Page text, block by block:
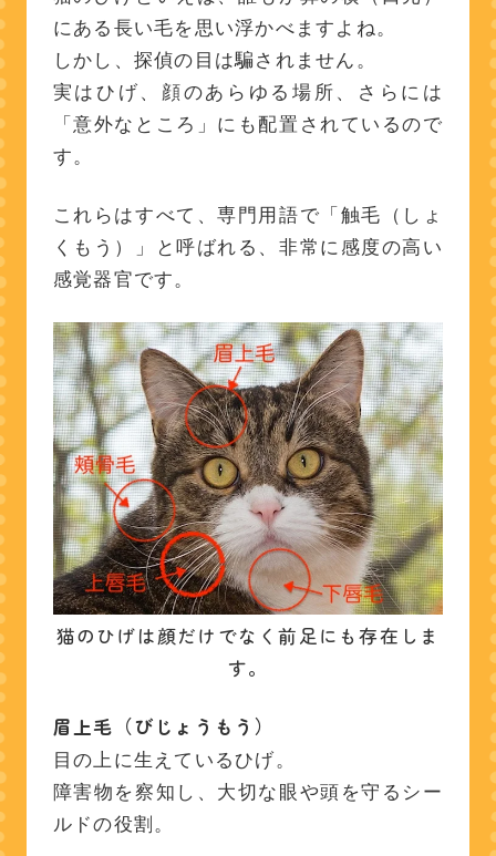
場所でも楽々通行
3. 「暗視センサー」で暗闇
も問題なし
4. 「レーダー機能」でタ
（反射弓）」
【警告】猫のひげは絶対に
FAQ（よくある質問）
Q. 猫のひげを切っても生
えてきますか？
Q. 猫のひげは何本ありま
すか？
Q. 猫のひげはなぜ長い
の？
Q. 猫のひげは痛いの？
Q. 抜けても大丈夫？
おまけ「猫が顔を洗うと
雨が降る」の真相
探偵蒼太シリーズ
にある長い毛を思い浮かべますよね。
しかし、探偵の目は騙されません。
実はひげ、顔のあらゆる場所、さらには
「意外なところ」にも配置されているので
す。
これらはすべて、専門用語で「触毛（しょ
くもう）」と呼ばれる、非常に感度の高い
感覚器官です。
猫のひげは顔だけでなく前足にも存在しま
す。
眉上毛（びじょうもう）
目の上に生えているひげ。
障害物を察知し、大切な眼や頭を守るシー
ルドの役割。